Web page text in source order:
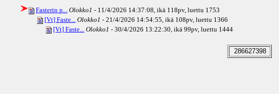
Fasterin p... Olokko1 - 11/4/2026 14:37:08, ikä 118pv, luettu 1753
[Vt] Faste... Olokko1 - 21/4/2026 14:54:55, ikä 108pv, luettu 1366
[Vt] Faste... Olokko1 - 30/4/2026 13:22:30, ikä 99pv, luettu 1444
286627398